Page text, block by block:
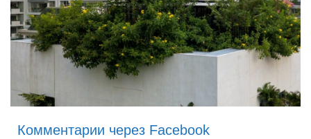
Комментарии через Facebook